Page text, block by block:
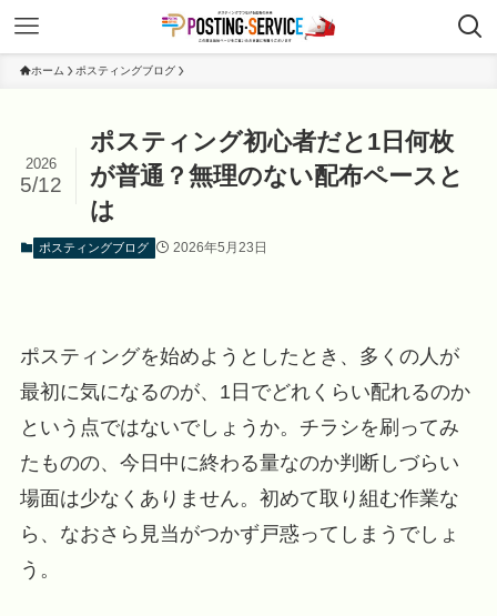
ホーム ポスティングブログ
ポスティング初心者だと1日何枚
が普通？無理のない配布ペースと
は
2026
5/12
ポスティングブログ 2026年5月23日
ポスティングを始めようとしたとき、多くの人が
最初に気になるのが、1日でどれくらい配れるのか
という点ではないでしょうか。チラシを刷ってみ
たものの、今日中に終わる量なのか判断しづらい
場面は少なくありません。初めて取り組む作業な
ら、なおさら見当がつかず戸惑ってしまうでしょ
う。